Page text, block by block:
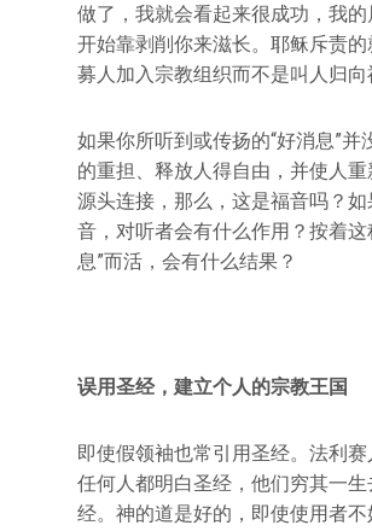
做了，我就会看起来很成功，我
开始靠剥削你来滋长。耶稣斥责
募人加入宗教组织而不是叫人归向
如果你所听到或传扬的“好消息”并
的重担、释放人得自由，并使人
源头连接，那么，这是福音吗？
音，对听者会有什么作用？按着这
息”而活，会有什么结果？
误用圣经，建立个人的宗教王国
即使假领袖也常引用圣经。法利
任何人都明白圣经，他们穷其一生
经。神的道是好的，即使使用者